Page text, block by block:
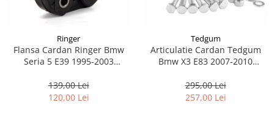
Filtru combustibil
Buson golire ulei
Filtru ulei moto
Filtru aer moto
Intretinere moto
Intretinere echipament moto
Ringer
Flansa Cardan Ringer Bmw
Seria 5 E39 1995-2003
139,00 Lei
120,00 Lei
Tedgum
Articulatie Cardan Tedgum
Bmw X3 E83 2007-2010
295,00 Lei
257,00 Lei